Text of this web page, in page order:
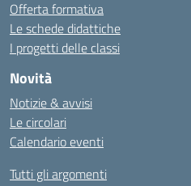
Offerta formativa
Le schede didattiche
I progetti delle classi
Novità
Notizie & avvisi
Le circolari
Calendario eventi
Tutti gli argomenti